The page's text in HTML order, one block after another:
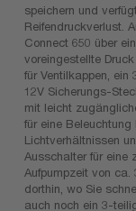
speichern und
Reifendruckverlust.
Connect 650 über
voreingestellte
für Ventilkappen,
12V Sicherungs-
mit leicht
für eine
Lichtverhältnissen
Ausschalter für eine
Aufpumpzeit von ca.
dorthin, wo Sie
auch noch ein 3-